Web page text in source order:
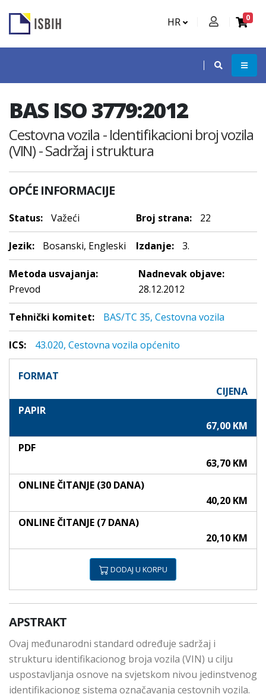
HR 0
BAS ISO 3779:2012
Cestovna vozila - Identifikacioni broj vozila
(VIN) - Sadržaj i struktura
OPĆE INFORMACIJE
Status: Važeći Broj strana: 22
Jezik: Bosanski, Engleski Izdanje: 3.
Metoda usvajanja:
Prevod
Nadnevak objave:
28.12.2012
Tehnički komitet: BAS/TC 35, Cestovna vozila
ICS: 43.020, Cestovna vozila općenito
FORMAT
CIJENA
PAPIR
67,00 KM
PDF
63,70 KM
ONLINE ČITANJE (30 DANA)
40,20 KM
ONLINE ČITANJE (7 DANA)
20,10 KM
DODAJ U KORPU
APSTRAKT
Ovaj međunarodni standard određuje sadržaj i
strukturu identifikacionog broja vozila (VIN) u cilju
uspostavljanja osnove na svjetskom nivou jedinstvenog
identifikacionog sistema označavanja cestovnih vozila.